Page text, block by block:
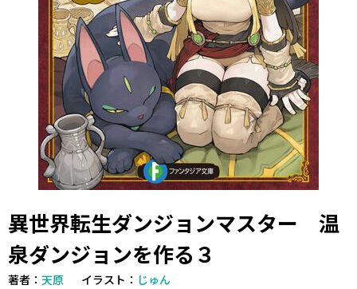
異世界転生ダンジョンマスター 温
泉ダンジョンを作る３
著者： 天原 イラスト： じゅん